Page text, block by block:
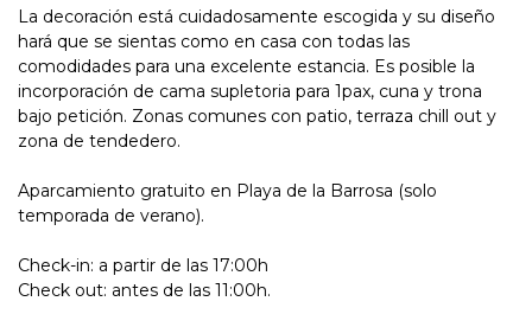
La decoración está cuidadosamente escogida y su diseño
hará que se sientas como en casa con todas las
comodidades para una excelente estancia. Es posible la
incorporación de cama supletoria para 1pax, cuna y trona
bajo petición. Zonas comunes con patio, terraza chill out y
zona de tendedero.
Aparcamiento gratuito en Playa de la Barrosa (solo
temporada de verano).
Check-in: a partir de las 17:00h
Check out: antes de las 11:00h.